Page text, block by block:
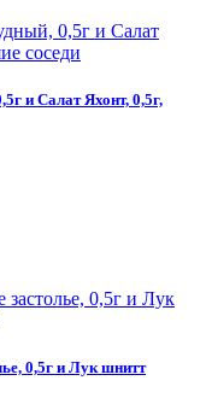
и Салат Яхонт, 0,5г,
0,5г и Лук шнитт